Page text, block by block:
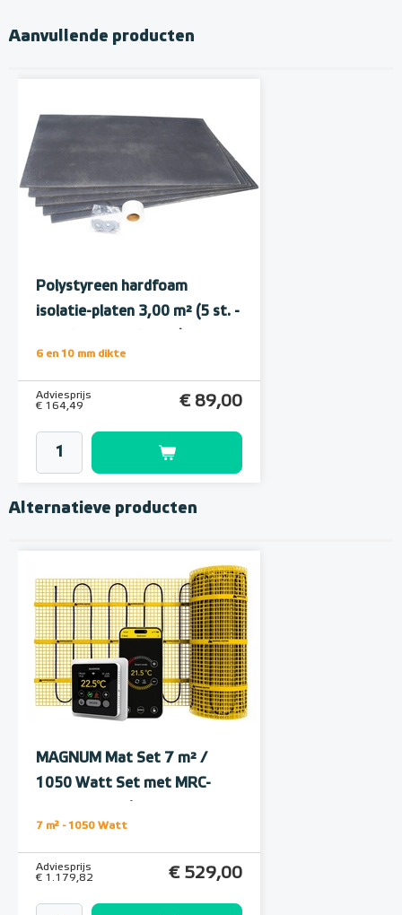
Aanvullende producten
Polystyreen hardfoam
isolatie-platen 3,00 m² (5 st. -
6 en 10 mm dikte
Adviesprijs
€ 164,49
€ 89,00
Polystyreen hardfoam
60 x 100 cm à 0,6 cm)
6 en 10 mm dikte
€ 212,50
Alternatieve producten
MAGNUM Mat Set 7 m² /
1050 Watt Set met MRC-
7 m² - 1050 Watt
Adviesprijs
€ 1.179,82
€ 529,00